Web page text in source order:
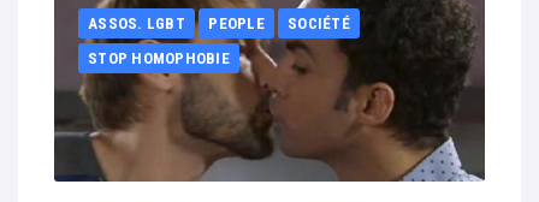
ASSOS. LGBT PEOPLE
SOCIÉTÉ
STOP HOMOPHOBIE